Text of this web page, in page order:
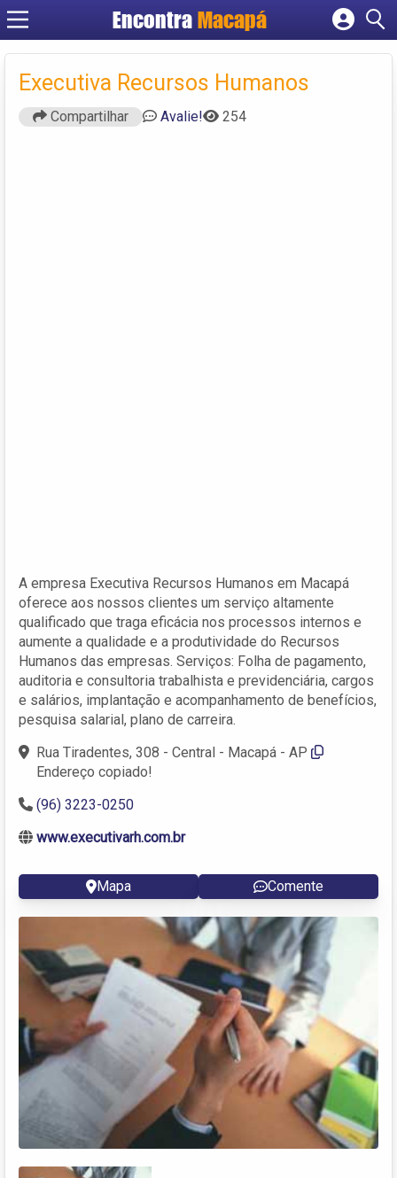
EncontraMacapá
Cadastrar empresa
Criar conta
Executiva Recursos Humanos
Compartilhar Avalie! 254
A empresa Executiva Recursos Humanos em Macapá
oferece aos nossos clientes um serviço altamente
qualificado que traga eficácia nos processos internos e
aumente a qualidade e a produtividade do Recursos
Humanos das empresas. Serviços: Folha de pagamento,
auditoria e consultoria trabalhista e previdenciária, cargos
e salários, implantação e acompanhamento de benefícios,
pesquisa salarial, plano de carreira.
Rua Tiradentes, 308 - Central - Macapá - AP
Endereço copiado!
(96) 3223-0250
www.executivarh.com.br
Mapa Comente